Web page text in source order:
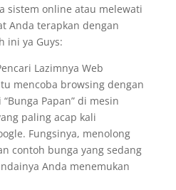
sistem online atau melewati
Anda terapkan dengan
ini ya Guys:
Lazimnya Web
mencoba browsing dengan
Papan” di mesin
paling acap kali
Fungsinya, menolong
contoh bunga yang sedang
Anda menemukan